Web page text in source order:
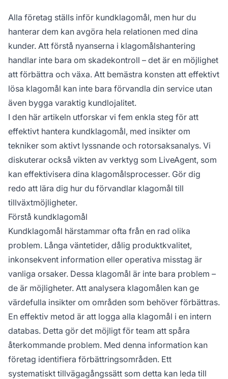
Alla företag ställs inför kundklagomål, men hur du
hanterar dem kan avgöra hela relationen med dina
kunder. Att förstå nyanserna i klagomålshantering
handlar inte bara om skadekontroll – det är en möjlighet
att förbättra och växa. Att bemästra konsten att effektivt
lösa klagomål kan inte bara förvandla din service utan
även bygga varaktig kundlojalitet.
I den här artikeln utforskar vi fem enkla steg för att
effektivt hantera kundklagomål, med insikter om
tekniker som aktivt lyssnande och rotorsaksanalys. Vi
diskuterar också vikten av verktyg som LiveAgent, som
kan effektivisera dina klagomålsprocesser. Gör dig
redo att lära dig hur du förvandlar klagomål till
tillväxtmöjligheter.
Förstå kundklagomål
Kundklagomål härstammar ofta från en rad olika
problem. Långa väntetider, dålig produktkvalitet,
inkonsekvent information eller operativa misstag är
vanliga orsaker. Dessa klagomål är inte bara problem –
de är möjligheter. Att analysera klagomålen kan ge
värdefulla insikter om områden som behöver förbättras.
En effektiv metod är att logga alla klagomål i en intern
databas. Detta gör det möjligt för team att spåra
återkommande problem. Med denna information kan
företag identifiera förbättringsområden. Ett
systematiskt tillvägagångssätt som detta kan leda till